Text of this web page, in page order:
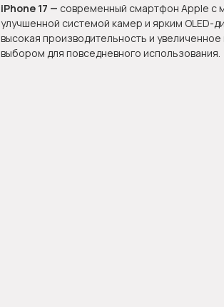
iPhone 17 — современный смартфон Apple с
улучшенной системой камер и ярким OLED-
высокая производительность и
выбором для повседневного использования.